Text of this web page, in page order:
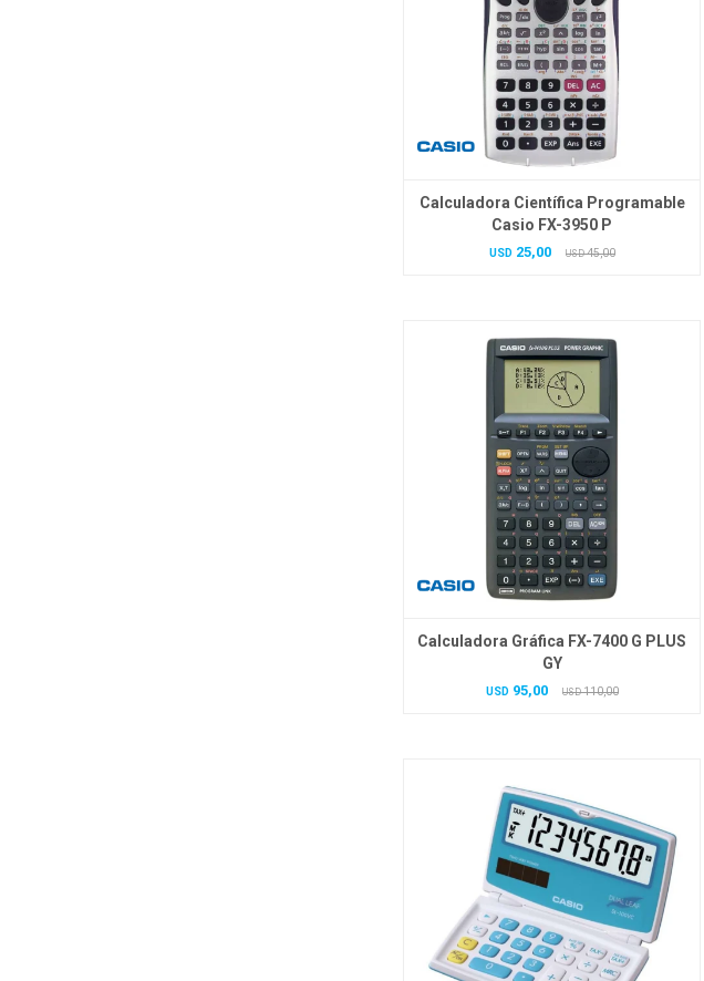
Calculadora Científica Programable
Casio FX-3950 P
USD 25,00 USD 45,00
Calculadora Gráfica FX-7400 G PLUS
GY
USD 95,00 USD 110,00